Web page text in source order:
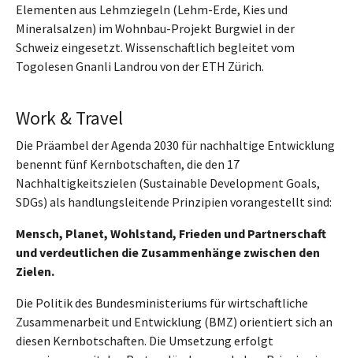
Elementen aus Lehmziegeln (Lehm-Erde, Kies und
Mineralsalzen) im Wohnbau-Projekt Burgwiel in der
Schweiz eingesetzt. Wissenschaftlich begleitet vom
Togolesen Gnanli Landrou von der ETH Zürich.
Work & Travel
Die Präambel der Agenda 2030 für nachhaltige Entwicklung
benennt fünf Kernbotschaften, die den 17
Nachhaltigkeitszielen (Sustainable Development Goals,
SDGs) als handlungsleitende Prinzipien vorangestellt sind:
Mensch, Planet, Wohlstand, Frieden und Partnerschaft
und verdeutlichen die Zusammenhänge zwischen den
Zielen.
Die Politik des Bundesministeriums für wirtschaftliche
Zusammenarbeit und Entwicklung (BMZ) orientiert sich an
diesen Kernbotschaften. Die Umsetzung erfolgt